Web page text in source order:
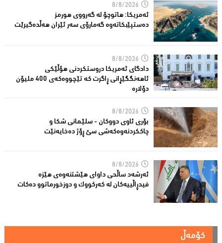
8/8/2026
ئەمریكا: هاتوچۆ لە گەرووی هورمز
دەستپێبكاتەوە گەمارۆی سەر ئێران هەڵدەگیرێت
8/8/2026
دادگای ئەمریكا دروستكردنی هۆڵێكی
ئاهەنگگێڕانی ڕاگرت كە تێچووەكەی 400 ملیۆن
دۆلارە
8/8/2026
بۆری ئاوی دووکان - سلێمانی شکا و
چاککردنەوەکەشى سێ ڕۆژ دەخایەنێت
8/8/2026
ئەرشەد ساڵحی داواى هێشتنەوەى هێزە
فیدڕاڵییەکان لە كەركووك و دوزخورماتوو دەکات
کۆمەڵ